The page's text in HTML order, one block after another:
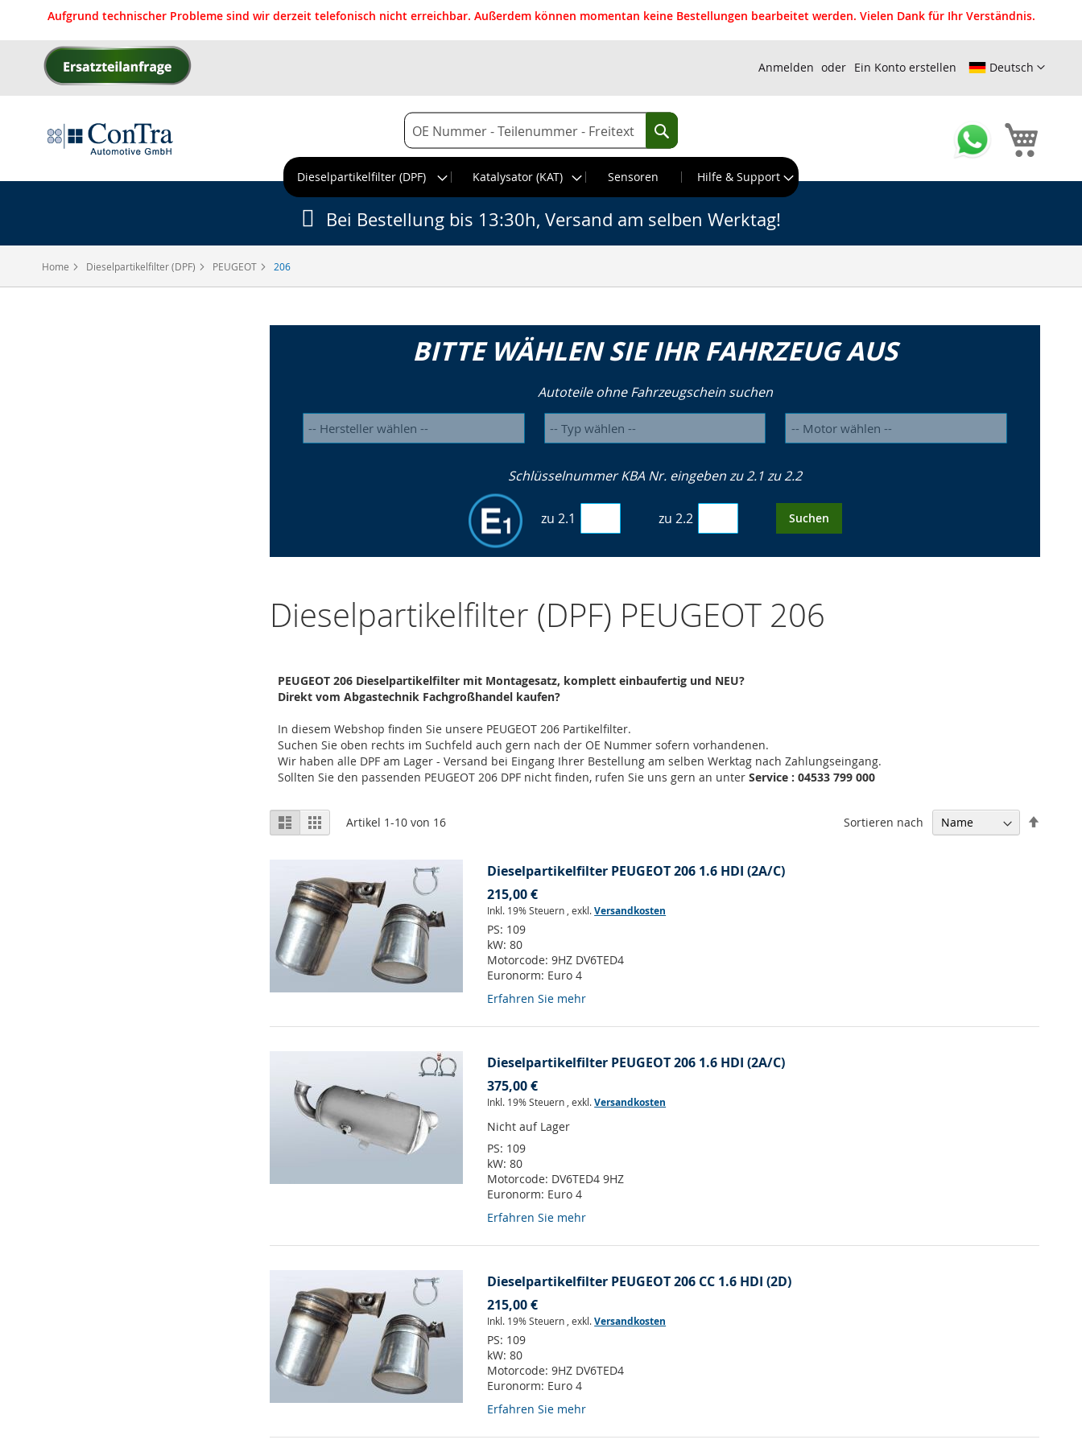
Aufgrund technischer Probleme sind wir derzeit telefonisch nicht erreichbar. Außerdem können momentan keine Bestellungen bearbeitet werden. Vielen Dank für Ihr Verständnis.
Direkt
zum
Deutsch
Anmelden Ein Konto erstellen
Suche
Suche
Dieselpartikelfilter (DPF)
Katalysator (KAT) Sensoren Hilfe & Support
Home Dieselpartikelfilter (DPF) PEUGEOT 206
Bei Bestellung bis 13:30h, Versand am selben Werktag!
BITTE WÄHLEN SIE IHR FAHRZEUG AUS
Autoteile ohne Fahrzeugschein suchen
Schlüsselnummer KBA Nr. eingeben zu 2.1 zu 2.2
zu 2.1 zu 2.2 Suchen
Dieselpartikelfilter (DPF) PEUGEOT 206
PEUGEOT 206 Dieselpartikelfilter mit Montagesatz, komplett einbaufertig und NEU?
Direkt vom Abgastechnik Fachgroßhandel kaufen?
In diesem Webshop finden Sie unsere PEUGEOT 206 Partikelfilter.
Suchen Sie oben rechts im Suchfeld auch gern nach der OE Nummer sofern vorhandenen.
Wir haben alle DPF am Lager - Versand bei Eingang Ihrer Bestellung am selben Werktag nach Zahlungseingang.
Sollten Sie den passenden PEUGEOT 206 DPF nicht finden, rufen Sie uns gern an unterService : 04533 799 000
Ansicht
als
Liste RasterArtikel 1-10 von 16 Sortieren nach
Dieselpartikelfilter PEUGEOT 206 1.6 HDI (2A/C)
215,00 €
Inkl. 19% Steuern ,exkl.Versandkosten
PS: 109
kW:80
Motorcode:9HZ DV6TED4
Euronorm: Euro 4
Erfahren Sie mehr
Dieselpartikelfilter PEUGEOT 206 1.6 HDI (2A/C)
375,00 €
Inkl. 19% Steuern ,exkl.Versandkosten
Nicht auf Lager
PS: 109
kW:80
Motorcode: DV6TED4 9HZ
Euronorm: Euro 4
Erfahren Sie mehr
Dieselpartikelfilter PEUGEOT 206 CC 1.6 HDI (2D)
215,00 €
Inkl. 19% Steuern ,exkl.Versandkosten
PS: 109
kW:80
Motorcode:9HZ DV6TED4
Euronorm: Euro 4
Erfahren Sie mehr